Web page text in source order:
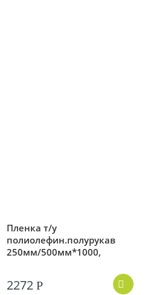
Пленка т/у
полиолефин.полурукав
250мм/500мм*1000,
2272 Р